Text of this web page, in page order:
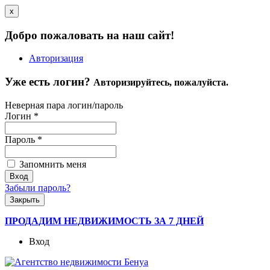
x
Добро пожаловать на наш сайт!
Авторизация
Уже есть логин? Авторизируйтесь, пожалуйста.
Неверная пара логин/пароль
Логин *
Пароль *
Запомнить меня
Забыли пароль?
Закрыть
ПРОДАДИМ НЕДВИЖИМОСТЬ ЗА 7 ДНЕЙ
Вход